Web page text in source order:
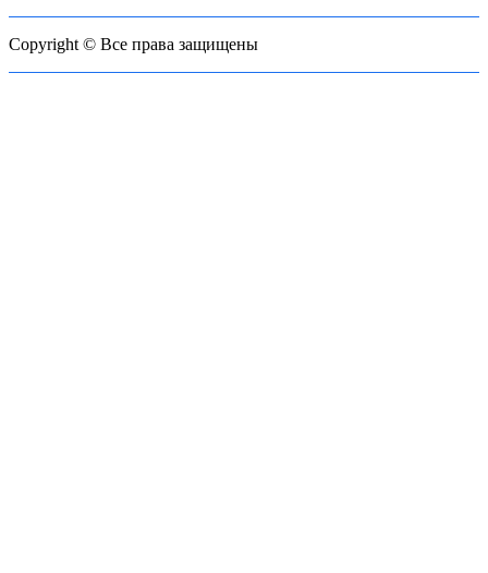
Copyright © Все права защищены